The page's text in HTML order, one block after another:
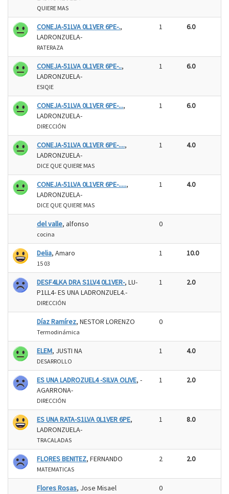
QUIERE MAS
CONEJA-51LVA 0L1VER 6PE-.,
LADRONZUELA-
RATERAZA
1 6.0
CONEJA-51LVA 0L1VER 6PE-..,
LADRONZUELA-
ESIQIE
1 6.0
CONEJA-51LVA 0L1VER 6PE-...,
LADRONZUELA-
DIRECCIÓN
1 6.0
CONEJA-51LVA 0L1VER 6PE-....,
LADRONZUELA-
DICE QUE QUIERE MAS
1 4.0
CONEJA-51LVA 0L1VER 6PE-.....,
LADRONZUELA-
DICE QUE QUIERE MAS
1 4.0
del valle, alfonso
cocina
0
Delia, Amaro
15 03
1 10.0
DESF4LKA DRA S1LV4 0L1VER-, LU-
P1LL4- ES UNA LADRONZUEL4.-
DIRECCIÓN
1 2.0
Díaz Ramírez, NESTOR LORENZO
Termodinámica
0
ELEM, JUSTI NA
DESARROLLO
1 4.0
ES UNA LADROZUEL4 -SILVA OLIVE, -
AGARRONA-
DIRECCIÓN
1 2.0
ES UNA RATA-S1LVA 0L1VER 6PE,
LADRONZUELA-
TRACALADAS
1 8.0
FLORES BENITEZ, FERNANDO
MATEMATICAS
2 2.0
Flores Rosas, Jose Misael 0